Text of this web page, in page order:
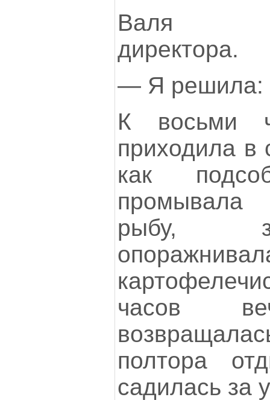
Валя
директора.
— Я решила:
К восьми
приходила
как
промывала
рыбу,
часов
полтора
садилась за